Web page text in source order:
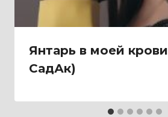
Янтарь в моей
СадАк)